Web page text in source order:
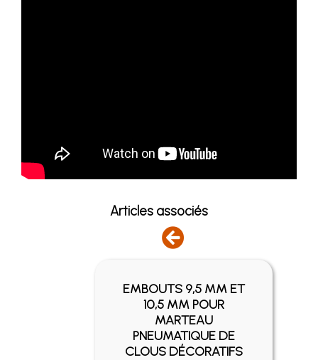
Articles associés
EMBOUTS 9,5 MM ET
10,5 MM POUR
MARTEAU
PNEUMATIQUE DE
CLOUS DÉCORATIFS